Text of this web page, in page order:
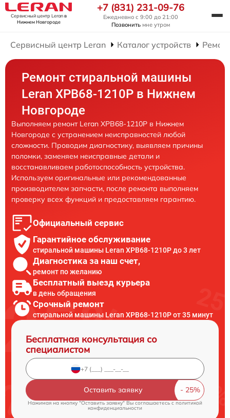
Сервисный центр Leranв
Нижнем Новгороде
+7 (831) 231-09-76
Ежедневно с 9:00 до 21:00
Позвонить мне утром
Сервисный центр Leran Каталог устройств
Ремонт стиральной машины
Leran XPB68-1210P в Нижнем
Новгороде
Выполняем ремонт Leran XPB68-1210P в Нижнем
Новгороде с устранением неисправностей любой
сложности. Проводим диагностику, выявляем причины
поломки, заменяем неисправные детали и
восстанавливаем работоспособность устройства.
Используем оригинальные или рекомендованные
производителем запчасти, после ремонта выполняем
проверку всех функций и предоставляем гарантию.
Официальный сервис
Гарантийное обслуживание
стиральной машины Leran XPB68-1210P до 3 лет
Диагностика за наш счет,
ремонт по желанию
Бесплатный выезд курьера
в день обращения
Срочный ремонт
стиральной машины Leran XPB68-1210P от 35 минут
Бесплатная консультация со
специалистом
Оставить заявку
Нажимая на кнопку "Оставить заявку" Вы соглашаетесь cполитикой
конфиденциальности